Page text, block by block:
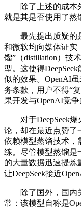
除了上述的成本外
就是其是否使用了蒸
最先提出质疑的是
和微软均向媒体证实
馏”（distillation）技
型。这使得
似的效果。OpenAI
务条款，用户不得“
果开发与OpenAI竞争
对于DeepSeek爆
论，却在最近点赞了
依赖模型蒸馏技术，
练。尽管模型蒸馏是
的大量数据迅速提炼
让DeepSeek接近
除了国外，国内关
常：该模型自称是